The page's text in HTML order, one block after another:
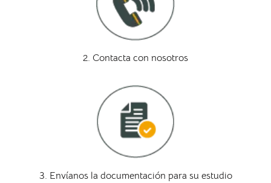
2. Contacta con nosotros
3. Envíanos la documentación para su estudio